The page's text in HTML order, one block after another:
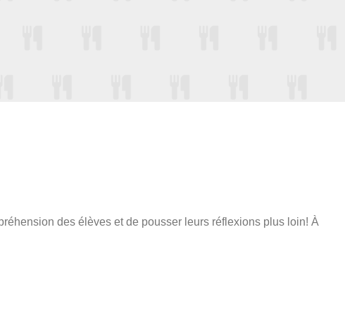
des élèves et de pousser leurs réflexions plus loin! À